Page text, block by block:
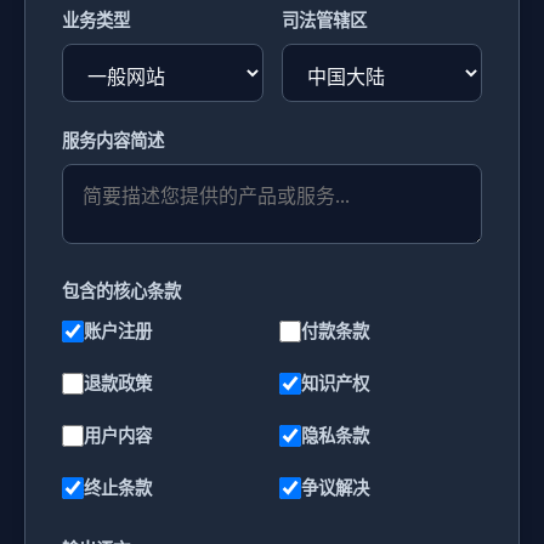
业务类型 司法管辖区
服务内容简述
包含的核心条款
账户注册
付款条款
退款政策 知识产权
用户内容 隐私条款
终止条款 争议解决